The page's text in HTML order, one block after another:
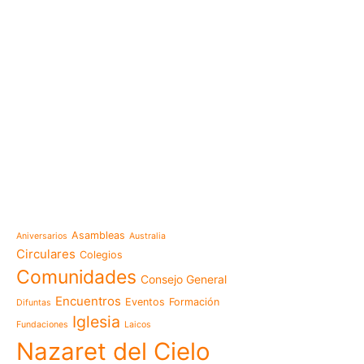
Aniversarios Asambleas Australia
Circulares Colegios
Comunidades Consejo General
Difuntas Encuentros Eventos Formación
Fundaciones Iglesia Laicos
Nazaret del Cielo